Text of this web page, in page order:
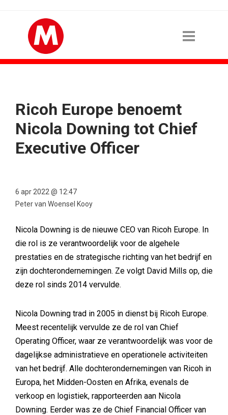
Ricoh Europe benoemt
Nicola Downing tot Chief
Executive Officer
6 apr 2022 @ 12:47
Peter van Woensel Kooy
Nicola Downing is de nieuwe CEO van Ricoh Europe. In
die rol is ze verantwoordelijk voor de algehele
prestaties en de strategische richting van het bedrijf en
zijn dochterondernemingen. Ze volgt David Mills op, die
deze rol sinds 2014 vervulde.
Nicola Downing trad in 2005 in dienst bij Ricoh Europe.
Meest recentelijk vervulde ze de rol van Chief
Operating Officer, waar ze verantwoordelijk was voor de
dagelijkse administratieve en operationele activiteiten
van het bedrijf. Alle dochterondernemingen van Ricoh in
Europa, het Midden-Oosten en Afrika, evenals de
verkoop en logistiek, rapporteerden aan Nicola
Downing. Eerder was ze de Chief Financial Officer van